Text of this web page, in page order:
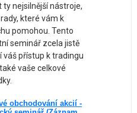
ty nejsilnější nástroje,
které vám k
pomohou. Tento
seminář zcela jistě
váš přístup k tradingu
vaše celkové
obchodování akcií -